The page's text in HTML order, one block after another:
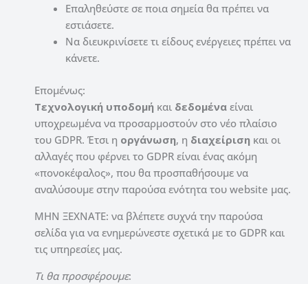
Επαληθεύστε σε ποια σημεία θα πρέπει να
εστιάσετε.
Να διευκρινίσετε τι είδους ενέργειες πρέπει να
κάνετε.
Επομένως:
Τεχνολογική υποδομή και δεδομένα είναι
υποχρεωμένα να προσαρμοστούν στο νέο πλαίσιο
του GDPR. Έτσι η οργάνωση, η διαχείριση και οι
αλλαγές που φέρνει το GDPR είναι ένας ακόμη
«πονοκέφαλος», που θα προσπαθήσουμε να
αναλύσουμε στην παρούσα ενότητα του website μας.
ΜΗΝ ΞΕΧΝΑΤΕ: να βλέπετε συχνά την παρούσα
σελίδα για να ενημερώνεστε σχετικά με το GDPR και
τις υπηρεσίες μας.
Τι θα προσφέρουμε: